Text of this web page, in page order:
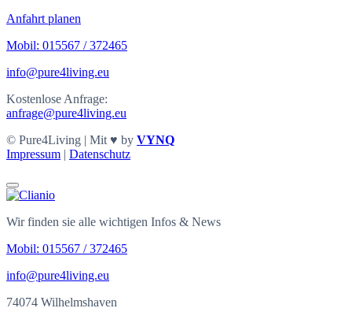
Anfahrt planen
Mobil: 015567 / 372465
info@pure4living.eu
Kostenlose Anfrage:
anfrage@pure4living.eu
© Pure4Living | Mit ♥ by VYNQ
Impressum | Datenschutz
Wir finden sie alle wichtigen Infos & News
Mobil: 015567 / 372465
info@pure4living.eu
74074 Wilhelmshaven